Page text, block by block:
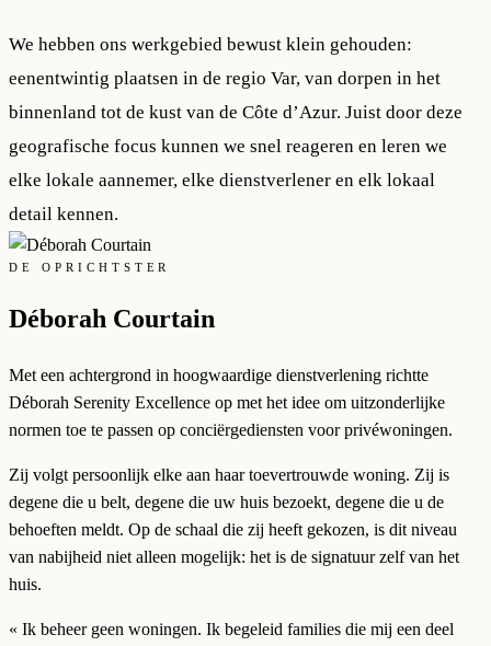
We hebben ons werkgebied bewust klein gehouden:
eenentwintig plaatsen in de regio Var, van dorpen in het
binnenland tot de kust van de Côte d’Azur. Juist door deze
geografische focus kunnen we snel reageren en leren we
elke lokale aannemer, elke dienstverlener en elk lokaal
detail kennen.
DE OPRICHTSTER
Déborah Courtain
Met een achtergrond in hoogwaardige dienstverlening richtte
Déborah Serenity Excellence op met het idee om uitzonderlijke
normen toe te passen op conciërgediensten voor privéwoningen.
Zij volgt persoonlijk elke aan haar toevertrouwde woning. Zij is
degene die u belt, degene die uw huis bezoekt, degene die u de
behoeften meldt. Op de schaal die zij heeft gekozen, is dit niveau
van nabijheid niet alleen mogelijk: het is de signatuur zelf van het
huis.
« Ik beheer geen woningen. Ik begeleid families die mij een deel